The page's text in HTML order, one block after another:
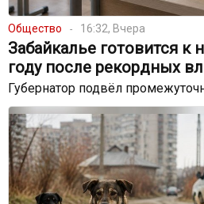
Общество 16:32, Вчера
Забайкалье готовится к
году после рекордных
Губернатор подвёл